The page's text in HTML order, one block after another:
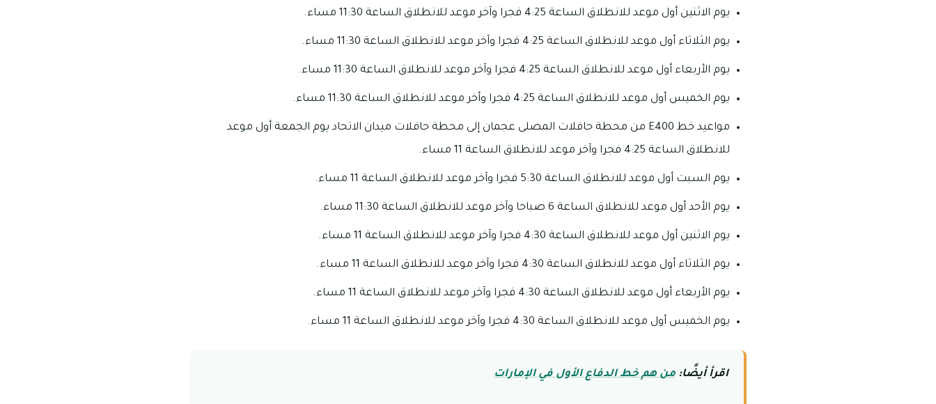
يوم الاثنين أول موعد للانطلاق الساعة 4:25 فجرا وآخر موعد للانطلاق الساعة 11:30 مساء.
يوم الثلاثاء أول موعد للانطلاق الساعة 4:25 فجرا وآخر موعد للانطلاق الساعة 11:30 مساء.
يوم الأربعاء أول موعد للانطلاق الساعة 4:25 فجرا وآخر موعد للانطلاق الساعة 11:30 مساء.
يوم الخميس أول موعد للانطلاق الساعة 4:25 فجرا وأخر موعد للانطلاق الساعة 11:30 مساء.
مواعيد خط E400 من محطة حافلات المصلى عجمان إلى محطة حافلات ميدان الاتحاد يوم الجمعة أول موعد
للانطلاق الساعة 4:25 فجرا وآخر موعد للانطلاق الساعة 11 مساء.
يوم السبت أول موعد للانطلاق الساعة 5:30 فجرا وآخر موعد للانطلاق الساعة 11 مساء.
يوم الأحد أول موعد للانطلاق الساعة 6 صباحا وآخر موعد للانطلاق الساعة 11:30 مساء.
يوم الاثنين أول موعد للانطلاق الساعة 4:30 فجرا وآخر موعد للانطلاق الساعة 11 مساء.
يوم الثلاثاء أول موعد للانطلاق الساعة 4:30 فجرا وآخر موعد للانطلاق الساعة 11 مساء.
يوم الأربعاء أول موعد للانطلاق الساعة 4:30 فجرا وآخر موعد للانطلاق الساعة 11 مساء.
يوم الخميس أول موعد للانطلاق الساعة 4:30 فجرا وآخر موعد للانطلاق الساعة 11 مساء.
اقرأ أيضًا: من هم خط الدفاع الأول في الإمارات